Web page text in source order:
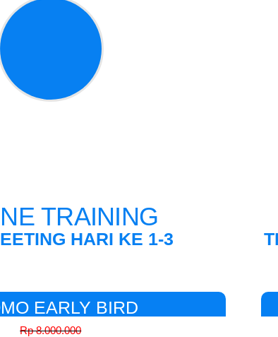
TRAINING
HARI KE 1-3
EARLY BIRD
Rp 8.000.000